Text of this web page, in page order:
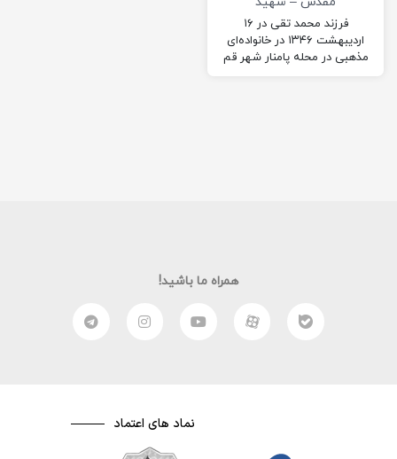
فهمیده
فرزند محمد تقی در ۱۶
اردیبهشت ۱۳۴۶ در خانواده‌ای
مذهبی در محله پامنار شهر قم
همراه ما باشید!
نماد های اعتماد